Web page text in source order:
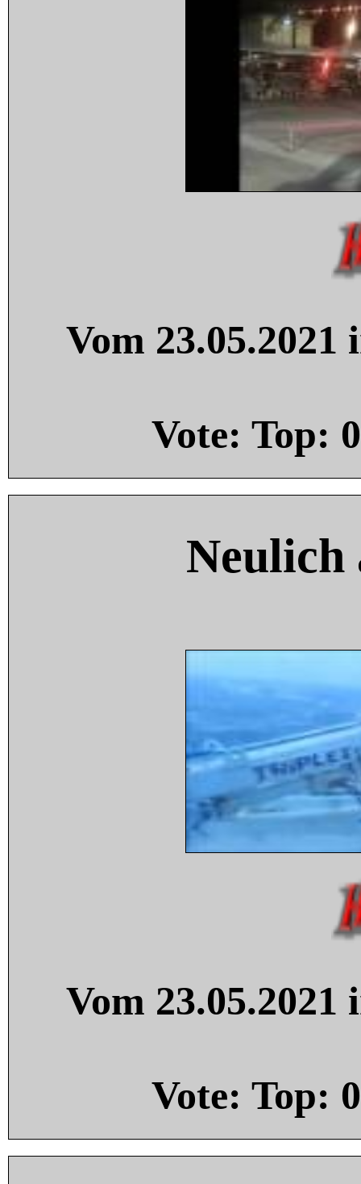
Vom
Vote: Top: 0
Neulich
Vom
Vote: Top: 0